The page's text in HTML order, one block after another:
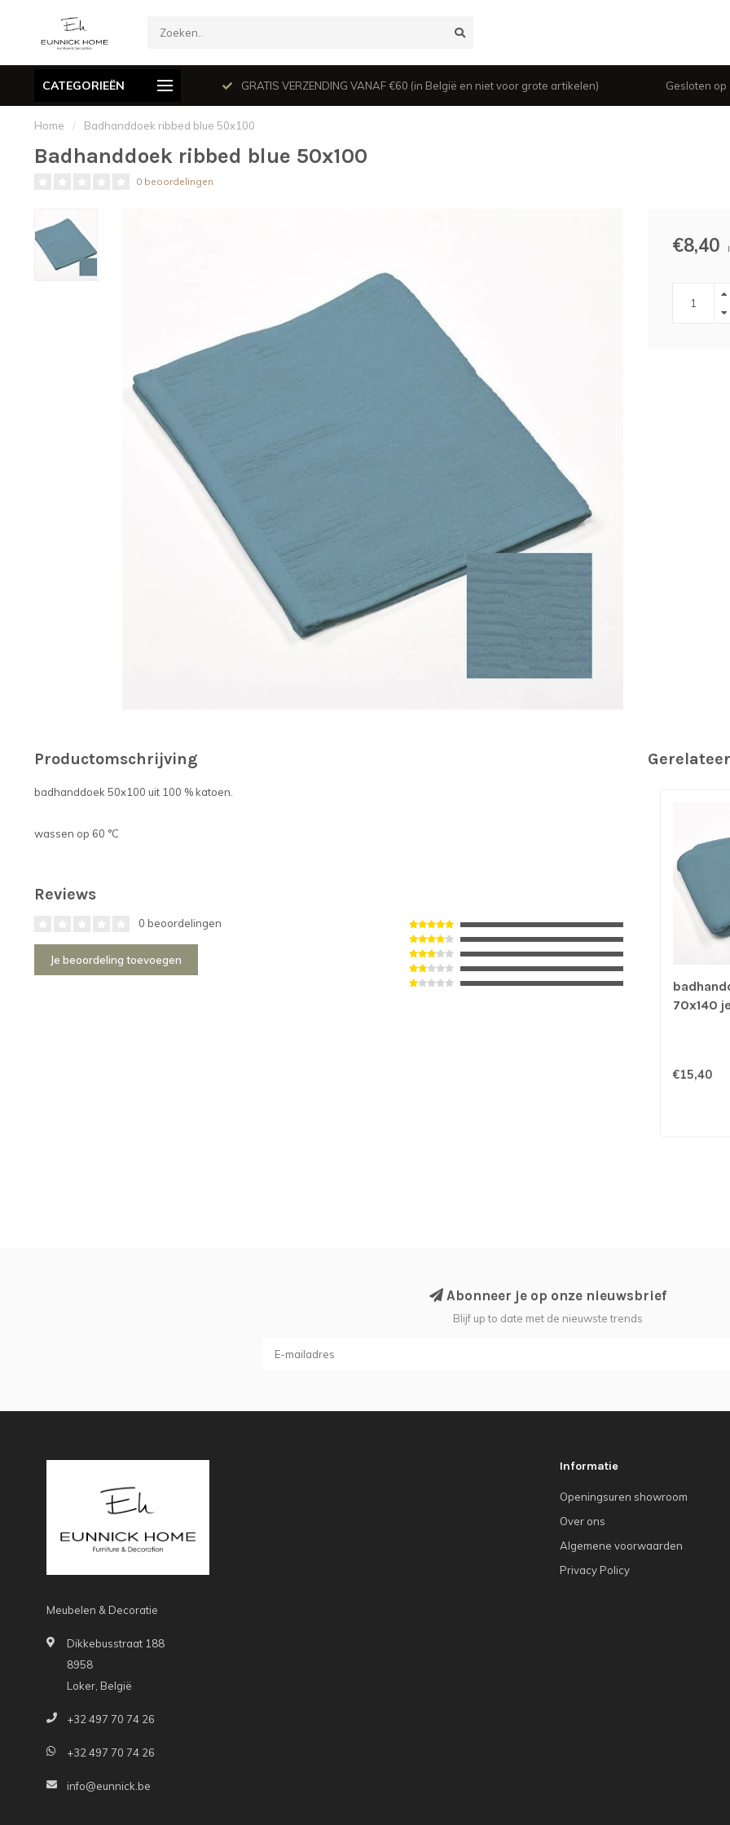
CATEGORIEËN
le dimanche en juillet et août. GRATIS VERZENDING VANAF €60 (in België en niet voor grote artikelen) Gesloten op
Home / Badhanddoek ribbed blue 50x100
Badhanddoek ribbed blue 50x100
0 beoordelingen
€8,40
Productomschrijving
badhanddoek 50x100 uit 100 % katoen.
wassen op 60 °C
Reviews
0 beoordelingen
Je beoordeling toevoegen
70x140
€15,40
Abonneer je op onze nieuwsbrief
Blijf up to date met de nieuwste trends
Meubelen & Decoratie
Dikkebusstraat 188
8958
Loker, België
+32 497 70 74 26
+32 497 70 74 26
info@eunnick.be
Informatie
Openingsuren showroom
Over ons
Algemene voorwaarden
Privacy Policy